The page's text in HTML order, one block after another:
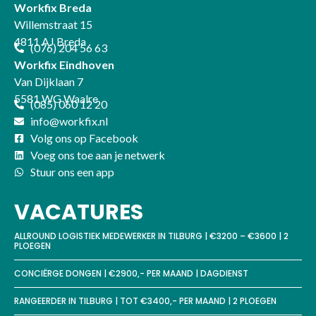
Workfix Breda
Willemstraat 15
4811 AJ Breda
(076) 204 56 63
Workfix Eindhoven
Van Dijklaan 7
5581 WG Waalre
(085) 060 12 20
info@workfix.nl
Volg ons op Facebook
Voeg ons toe aan je netwerk
Stuur ons een app
VACATURES
ALLROUND LOGISTIEK MEDEWERKER IN TILBURG | €3200 – €3600 | 2
PLOEGEN
CONCIËRGE DONGEN | €2900,- PER MAAND | DAGDIENST
RANGEERDER IN TILBURG | TOT €3400,- PER MAAND | 2 PLOEGEN